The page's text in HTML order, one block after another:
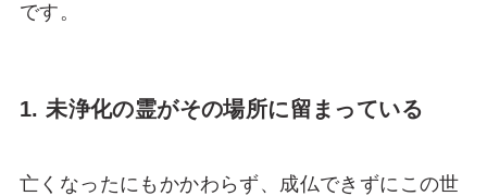
です。
1. 未浄化の霊がその場所に留まっている
亡くなったにもかかわらず、成仏できずにこの世